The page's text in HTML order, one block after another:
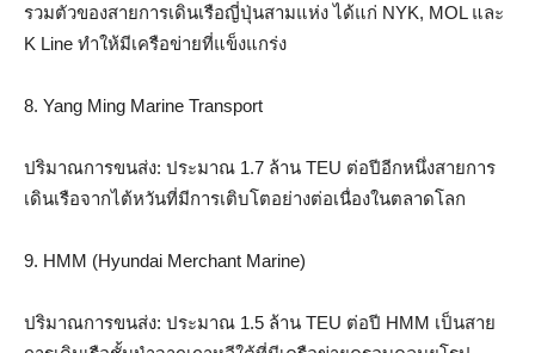
รวมตัวของสายการเดินเรือญี่ปุ่นสามแห่ง ได้แก่ NYK, MOL และ
K Line ทำให้มีเครือข่ายที่แข็งแกร่ง
8. Yang Ming Marine Transport
ปริมาณการขนส่ง: ประมาณ 1.7 ล้าน TEU ต่อปีอีกหนึ่งสายการ
เดินเรือจากไต้หวันที่มีการเติบโตอย่างต่อเนื่องในตลาดโลก
9. HMM (Hyundai Merchant Marine)
ปริมาณการขนส่ง: ประมาณ 1.5 ล้าน TEU ต่อปี HMM เป็นสาย